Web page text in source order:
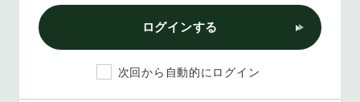
ログインする
次回から自動的にログイン